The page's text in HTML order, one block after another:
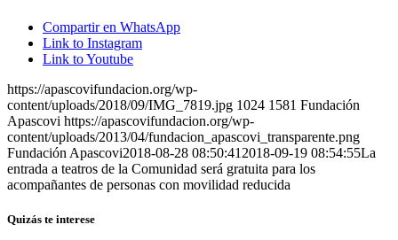
Compartir en WhatsApp
Link to Instagram
Link to Youtube
https://apascovifundacion.org/wp-
content/uploads/2018/09/IMG_7819.jpg 1024 1581 Fundación
Apascovi https://apascovifundacion.org/wp-
content/uploads/2013/04/fundacion_apascovi_transparente.png
Fundación Apascovi2018-08-28 08:50:41 2018-09-19 08:54:55La
entrada a teatros de la Comunidad será gratuita para los
acompañantes de personas con movilidad reducida
Quizás te interese